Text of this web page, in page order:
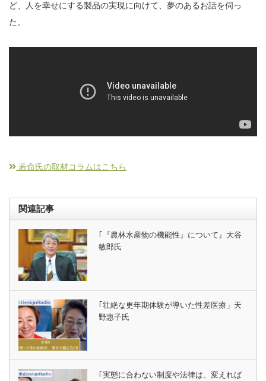
ど、人を幸せにする製品の実現に向けて、夢のあるお話を伺っ
た。
若命氏の取材コラムはこちら
関連記事
｢『農林水産物の機能性』について』大谷
敏郎氏
｢壮絶な更年期体験が導いた性差医療」天
野惠子氏
｢実態に合わない制度や法律は、変えれば